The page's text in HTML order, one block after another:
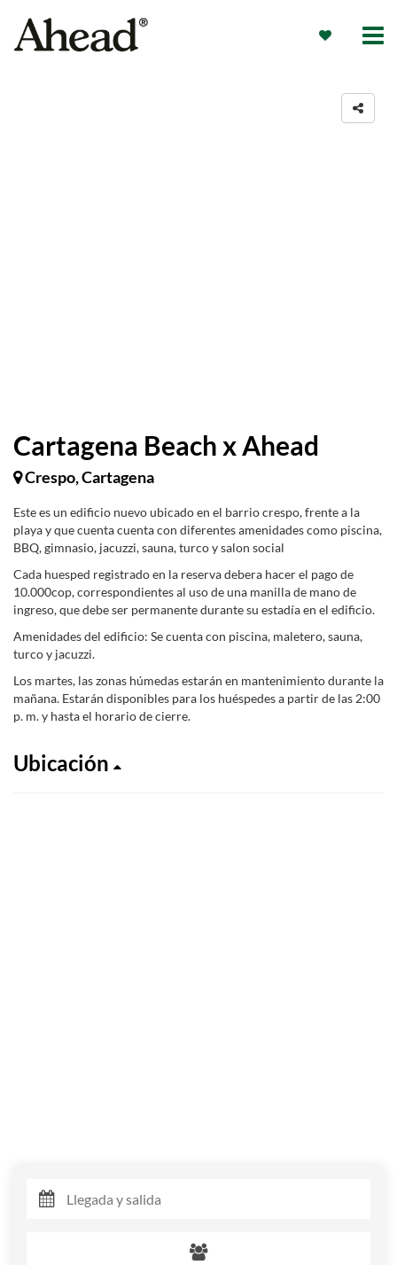
Cartagena Beach x Ahead
Crespo, Cartagena
Este es un edificio nuevo ubicado en el barrio crespo, frente a la
playa y que cuenta cuenta con diferentes amenidades como piscina,
BBQ, gimnasio, jacuzzi, sauna, turco y salon social
Cada huesped registrado en la reserva debera hacer el pago de
10.000cop, correspondientes al uso de una manilla de mano de
ingreso, que debe ser permanente durante su estadía en el edificio.
Amenidades del edificio: Se cuenta con piscina, maletero, sauna,
turco y jacuzzi.
Los martes, las zonas húmedas estarán en mantenimiento durante la
mañana. Estarán disponibles para los huéspedes a partir de las 2:00
p. m. y hasta el horario de cierre.
Ubicación